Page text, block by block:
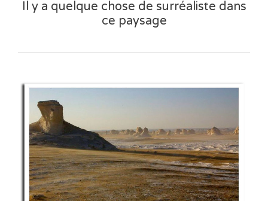
Il y a quelque chose de surréaliste dans
ce paysage